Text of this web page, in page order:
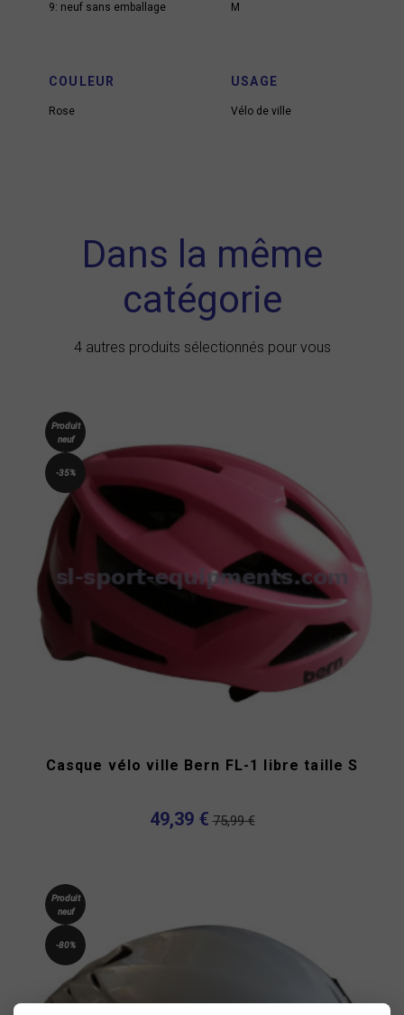
9: neuf sans emballage M
COULEUR
Rose
USAGE
Vélo de ville
Dans la même
catégorie
4 autres produits sélectionnés pour vous
Produit
neuf
-35%
Casque vélo ville Bern FL-1 libre taille S
49,39 € 75,99 €
Produit
neuf
-80%